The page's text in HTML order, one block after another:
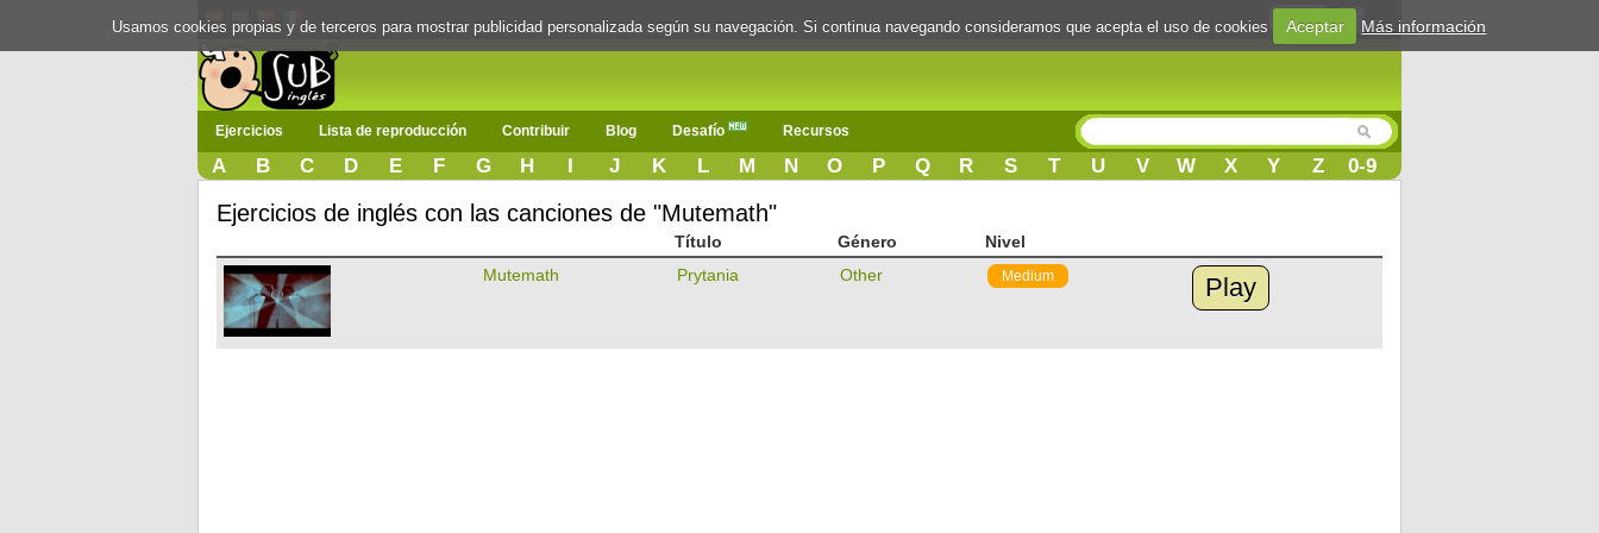
Login
Ejercicios Lista de reproducción Contribuir Blog Desafío Recursos
A B C D E F G H I J K L M N O P Q R S T U V W X Y Z 0-9
Ejercicios de inglés con las canciones de "Mutemath"
Título Género
Nivel
Mutemath
Prytania Other Medium Play
Usamos cookies propias y de terceros para mostrar publicidad personalizada según su navegación. Si continua navegando consideramos que acepta el uso de cookies Aceptar Más información